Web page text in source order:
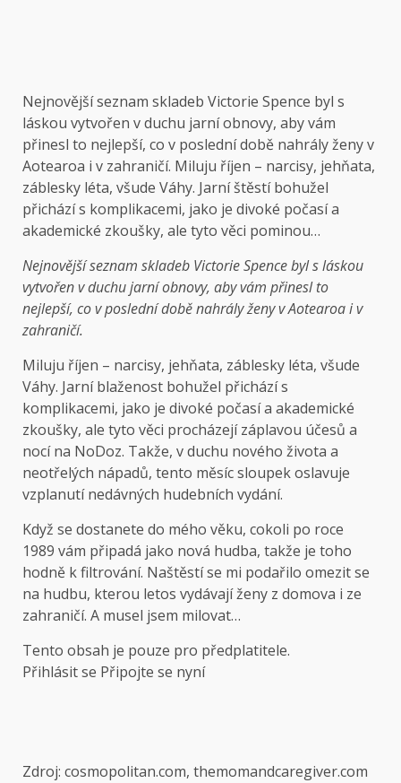
Nejnovější seznam skladeb Victorie Spence byl s
láskou vytvořen v duchu jarní obnovy, aby vám
přinesl to nejlepší, co v poslední době nahrály ženy v
Aotearoa i v zahraničí. Miluju říjen – narcisy, jehňata,
záblesky léta, všude Váhy. Jarní štěstí bohužel
přichází s komplikacemi, jako je divoké počasí a
akademické zkoušky, ale tyto věci pominou…
Nejnovější seznam skladeb Victorie Spence byl s láskou
vytvořen v duchu jarní obnovy, aby vám přinesl to
nejlepší, co v poslední době nahrály ženy v Aotearoa i v
zahraničí.
Miluju říjen – narcisy, jehňata, záblesky léta, všude
Váhy. Jarní blaženost bohužel přichází s
komplikacemi, jako je divoké počasí a akademické
zkoušky, ale tyto věci procházejí záplavou účesů a
nocí na NoDoz. Takže, v duchu nového života a
neotřelých nápadů, tento měsíc sloupek oslavuje
vzplanutí nedávných hudebních vydání.
Když se dostanete do mého věku, cokoli po roce
1989 vám připadá jako nová hudba, takže je toho
hodně k filtrování. Naštěstí se mi podařilo omezit se
na hudbu, kterou letos vydávají ženy z domova i ze
zahraničí. A musel jsem milovat…
Tento obsah je pouze pro předplatitele.
Přihlásit se Připojte se nyní
Zdroj: cosmopolitan.com, themomandcaregiver.com